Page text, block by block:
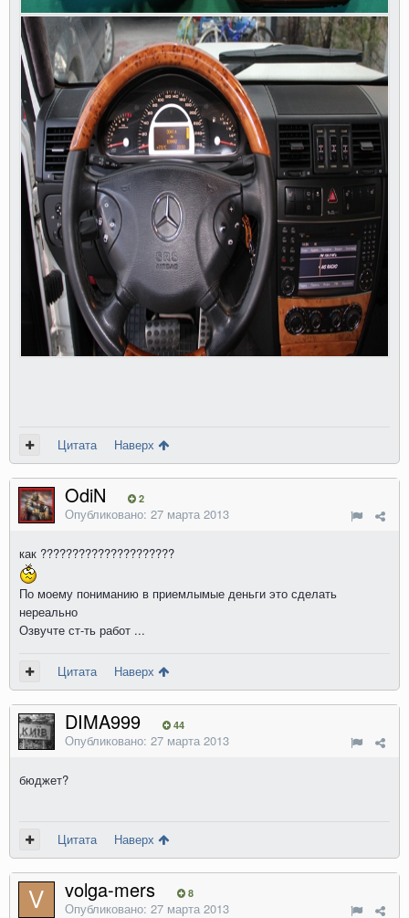
Цитата Наверх
OdiN 2
Опубликовано: 27 марта 2013
как ?????????????????????
По моему пониманию в приемлымые деньги это сделать
нереально
Озвучте ст-ть работ ...
Цитата Наверх
DIMA999 44
Опубликовано: 27 марта 2013
бюджет?
Цитата Наверх
volga-mers 8
Опубликовано: 27 марта 2013